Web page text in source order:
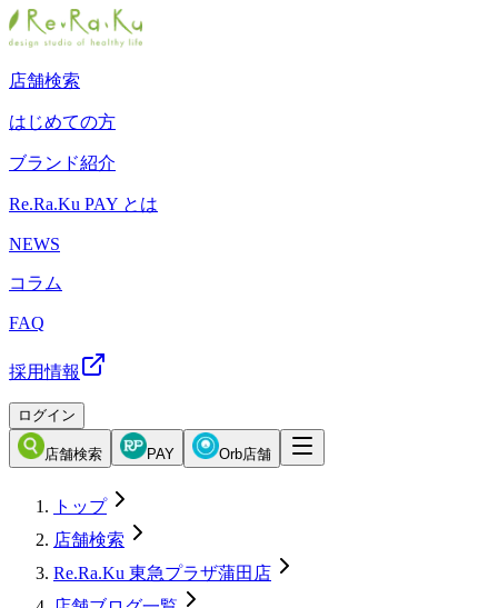
店舗検索
はじめての方
ブランド紹介
Re.Ra.Ku PAY とは
NEWS
コラム
FAQ
採用情報
ログイン
店舗検索 PAY Orb店舗
トップ
店舗検索
Re.Ra.Ku 東急プラザ蒲田店